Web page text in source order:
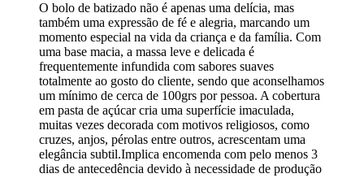
O bolo de batizado não é apenas uma delícia, mas
também uma expressão de fé e alegria, marcando um
momento especial na vida da criança e da família. Com
uma base macia, a massa leve e delicada é
frequentemente infundida com sabores suaves
totalmente ao gosto do cliente, sendo que aconselhamos
um mínimo de cerca de 100grs por pessoa. A cobertura
em pasta de açúcar cria uma superfície imaculada,
muitas vezes decorada com motivos religiosos, como
cruzes, anjos, pérolas entre outros, acrescentam uma
elegância subtil.Implica encomenda com pelo menos 3
dias de antecedência devido à necessidade de produção